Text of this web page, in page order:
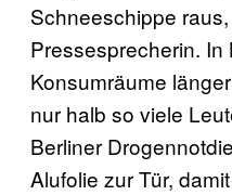
Schneeschippe
Pressesprecherin. In
Konsumräume
nur halb so viele
Berliner
Alufolie zur Tür,